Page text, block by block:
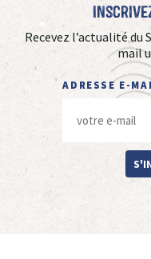
Recevez l’actualité du
mail
ADRESSE E-